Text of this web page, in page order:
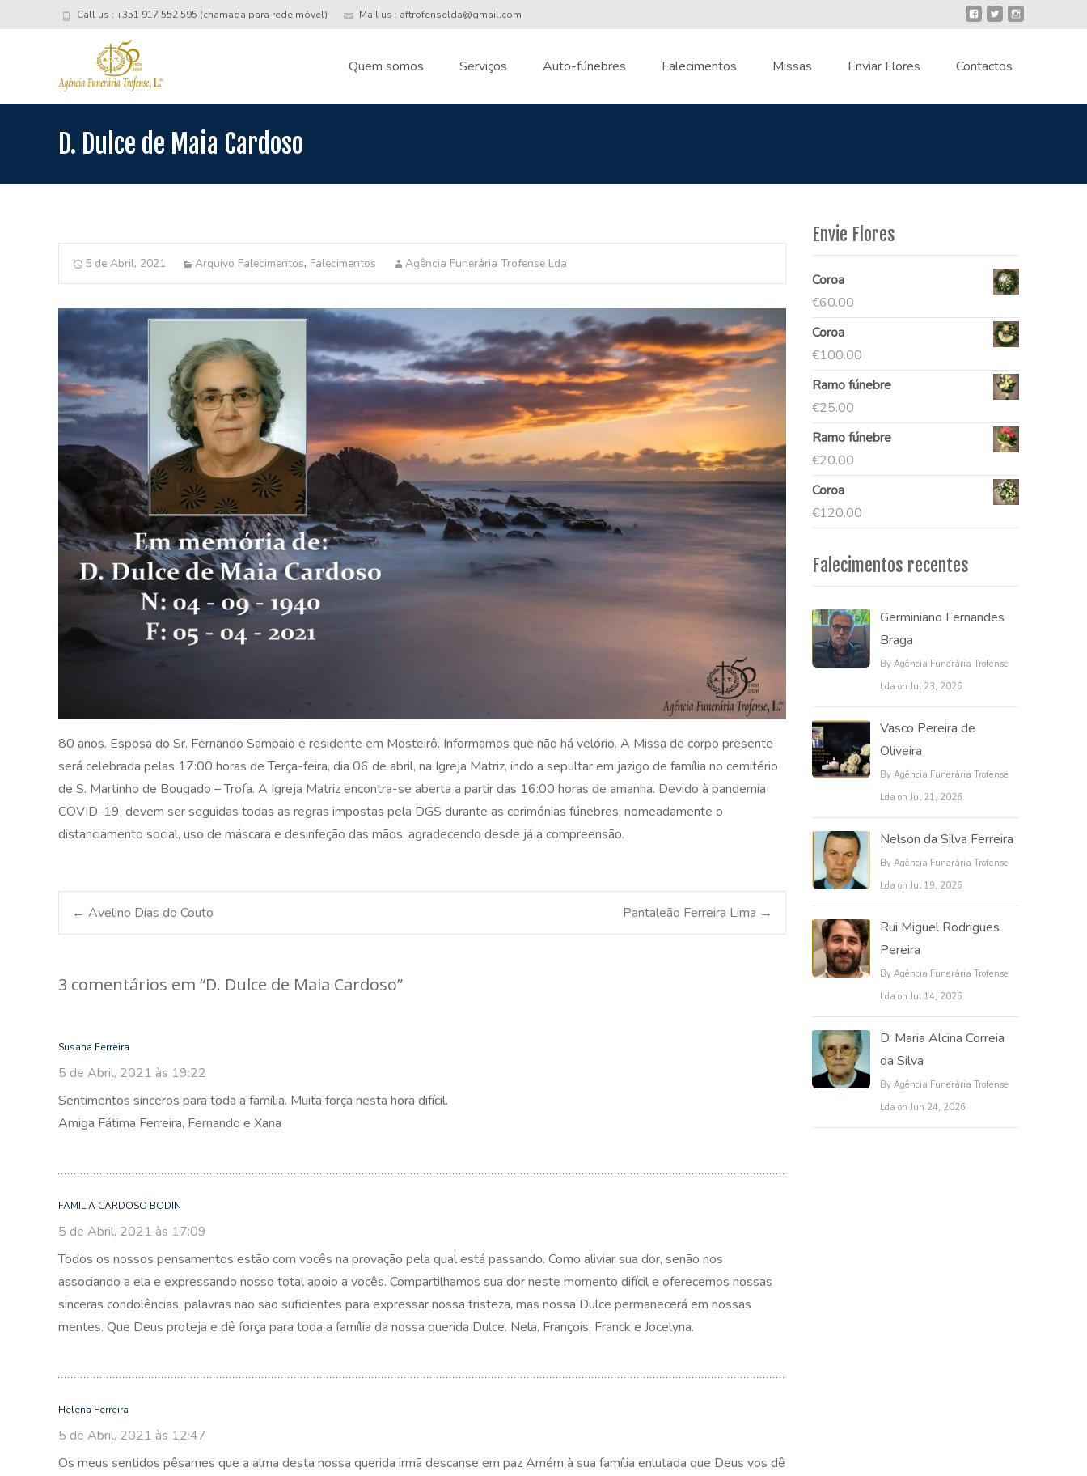
Call us : +351 917 552 595 (chamada para rede móvel) Mail us : aftrofenselda@gmail.com
Quem somos Serviços Auto-fúnebres Falecimentos Missas Enviar Flores Contactos
D. Dulce de Maia Cardoso
5 de Abril, 2021 Arquivo Falecimentos, Falecimentos Agência Funerária Trofense Lda
80 anos. Esposa do Sr. Fernando Sampaio e residente em Mosteirô. Informamos que não há velório. A Missa de corpo presente
será celebrada pelas 17:00 horas de Terça-feira, dia 06 de abril, na Igreja Matriz, indo a sepultar em jazigo de família no cemitério
de S. Martinho de Bougado – Trofa. A Igreja Matriz encontra-se aberta a partir das 16:00 horas de amanha. Devido à pandemia
COVID-19, devem ser seguidas todas as regras impostas pela DGS durante as cerimónias fúnebres, nomeadamente o
distanciamento social, uso de máscara e desinfeção das mãos, agradecendo desde já a compreensão.
Post
navigation
← Avelino Dias do Couto Pantaleão Ferreira Lima →
3 comentários em “D. Dulce de Maia Cardoso”
Susana Ferreira
5 de Abril, 2021 às 19:22
Sentimentos sinceros para toda a família. Muita força nesta hora difícil.
Amiga Fátima Ferreira, Fernando e Xana
FAMILIA CARDOSO BODIN
5 de Abril, 2021 às 17:09
Todos os nossos pensamentos estão com vocês na provação pela qual está passando. Como aliviar sua dor, senão nos
associando a ela e expressando nosso total apoio a vocês. Compartilhamos sua dor neste momento difícil e oferecemos nossas
sinceras condolências. palavras não são suficientes para expressar nossa tristeza, mas nossa Dulce permanecerá em nossas
mentes. Que Deus proteja e dê força para toda a família da nossa querida Dulce. Nela, François, Franck e Jocelyna.
Helena Ferreira
5 de Abril, 2021 às 12:47
Os meus sentidos pêsames que a alma desta nossa querida irmã descanse em paz Amém à sua família enlutada que Deus vos dê
Envie Flores
Coroa
€60.00
Coroa
€100.00
Ramo fúnebre
€25.00
Ramo fúnebre
€20.00
Coroa
€120.00
Falecimentos recentes
Germiniano Fernandes
Braga
By Agência Funerária Trofense
Lda on Jul 23, 2026
Vasco Pereira de
Oliveira
By Agência Funerária Trofense
Lda on Jul 21, 2026
Nelson da Silva Ferreira
By Agência Funerária Trofense
Lda on Jul 19, 2026
Rui Miguel Rodrigues
Pereira
By Agência Funerária Trofense
Lda on Jul 14, 2026
D. Maria Alcina Correia
da Silva
By Agência Funerária Trofense
Lda on Jun 24, 2026